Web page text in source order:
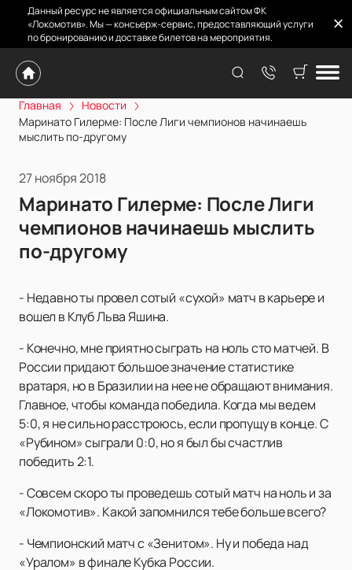
Данный ресурс не является официальным сайтом ФК
«Локомотив». Мы — консьерж-сервис, предоставляющий услуги
по бронированию и доставке билетов на мероприятия.
Главная
Новости
Маринато Гилерме: После Лиги чемпионов начинаешь
мыслить по-другому
27 ноября 2018
Маринато Гилерме: После Лиги
чемпионов начинаешь мыслить
по-другому
- Недавно ты провел сотый «сухой» матч в карьере и
вошел в Клуб Льва Яшина.
- Конечно, мне приятно сыграть на ноль сто матчей. В
России придают большое значение статистике
вратаря, но в Бразилии на нее не обращают внимания.
Главное, чтобы команда победила. Когда мы ведем
5:0, я не сильно расстроюсь, если пропущу в конце. С
«Рубином» сыграли 0:0, но я был бы счастлив
победить 2:1.
- Совсем скоро ты проведешь сотый матч на ноль и за
«Локомотив». Какой запомнился тебе больше всего?
- Чемпионский матч с «Зенитом». Ну и победа над
«Уралом» в финале Кубка России.